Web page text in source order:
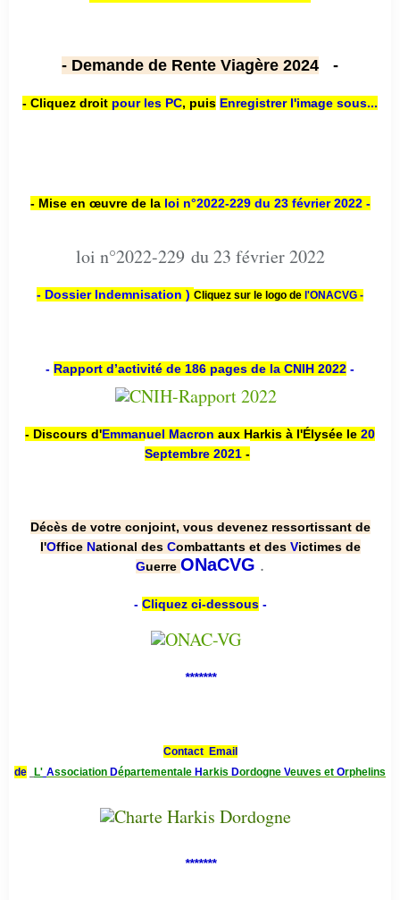
- Demande de Rente Viagère 2024 -
- Cliquez droit pour les PC, puis Enregistrer l'image sous...
- Mise en œuvre de la loi n°2022-229 du 23 février 2022 -
loi n°2022-229 du 23 février 2022
- Dossier Indemnisation ) Cliquez sur le logo de l'ONACVG -
- Rapport d’activité de 186 pages de la CNIH 2022 -
- Discours d'Emmanuel Macron aux Harkis à l'Élysée le 20
Septembre 2021 -
Décès de votre conjoint, vous devenez ressortissant de
l'Office National des Combattants et des Victimes de
Guerre ONaCVG .
- Cliquez ci-dessous-
*******
Contact Email
de
L' Association Départementale Harkis Dordogne Veuves et Orphelins
*******